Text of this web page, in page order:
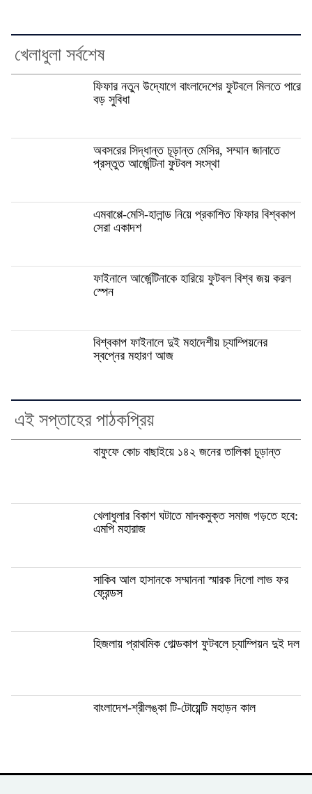
খেলাধুলা সর্বশেষ
ফিফার নতুন উদ্যোগে বাংলাদেশের ফুটবলে মিলতে পারে
বড় সুবিধা
অবসরের সিদ্ধান্ত চূড়ান্ত মেসির, সম্মান জানাতে
প্রস্তুত আর্জেন্টিনা ফুটবল সংস্থা
এমবাপ্পে-মেসি-হালান্ড নিয়ে প্রকাশিত ফিফার বিশ্বকাপ
সেরা একাদশ
ফাইনালে আর্জেন্টিনাকে হারিয়ে ফুটবল বিশ্ব জয় করল
স্পেন
বিশ্বকাপ ফাইনালে দুই মহাদেশীয় চ্যাম্পিয়নের
স্বপ্নের মহারণ আজ
এই সপ্তাহের পাঠকপ্রিয়
বাফুফে কোচ বাছাইয়ে ১৪২ জনের তালিকা চূড়ান্ত
খেলাধুলার বিকাশ ঘটাতে মাদকমুক্ত সমাজ গড়তে হবে:
এমপি মহারাজ
সাকিব আল হাসানকে সম্মাননা স্মারক দিলো লাভ ফর
ফ্রেন্ডস
হিজলায় প্রাথমিক গোল্ডকাপ ফুটবলে চ্যাম্পিয়ন দুই দল
বাংলাদেশ-শ্রীলঙ্কা টি-টোয়েন্টি মহাড়ন কাল